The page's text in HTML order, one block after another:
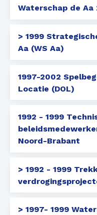
Waterschap de Aa
> 1999
Aa (WS Aa)
1997-2002
Locatie (DOL)
1992 - 1999
Noord-Brabant
> 1992 - 1999
> 1997- 1999 Wateradviseur